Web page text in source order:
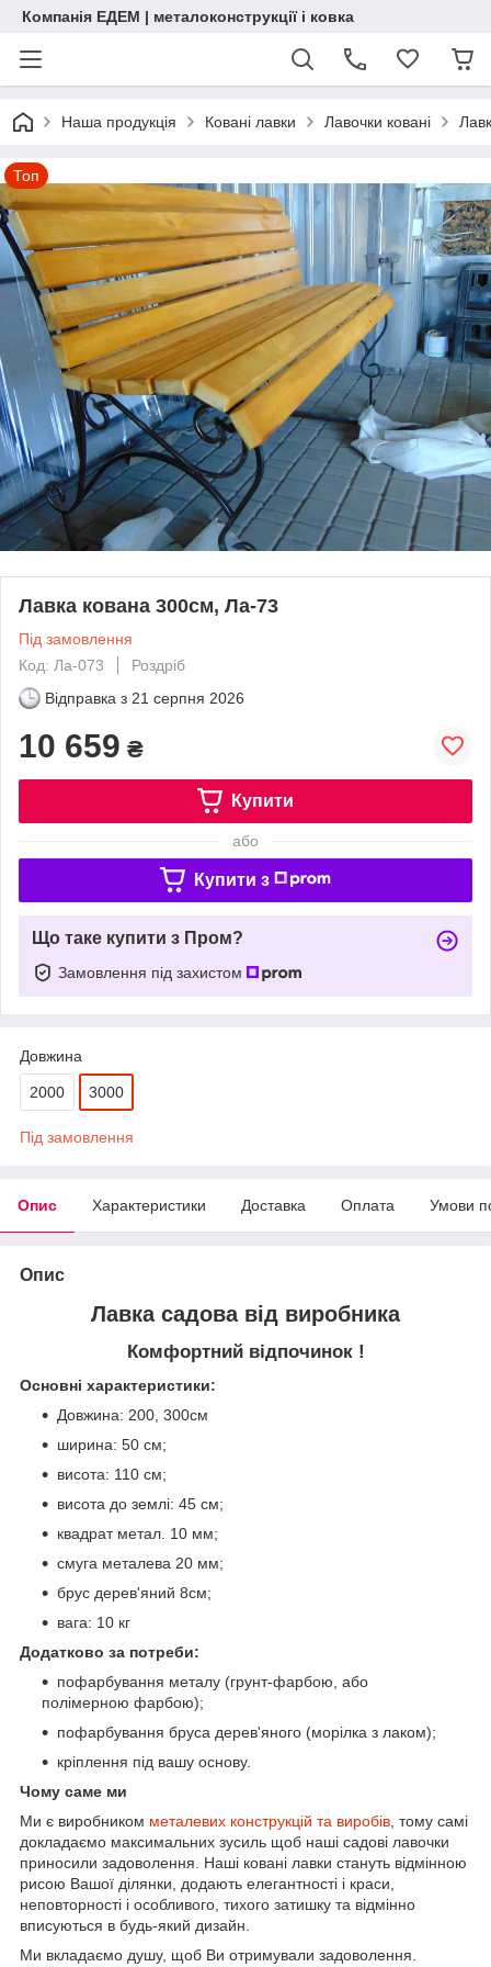
Компанія ЕДЕМ | металоконструкції і ковка
Наша продукція Ковані лавки Лавочки ковані
Топ
Лавка кована 300см, Ла-73
Під замовлення
Код: Ла-073
Роздріб
Відправка з 21 серпня 2026
10 659 ₴
Купити
або
Купити з
Що таке купити з Пром?
Замовлення під захистом
Довжина
2000 3000
Під замовлення
Опис Характеристики Доставка Оплата Умови
Опис
Лавка садова від виробника
Комфортний відпочинок !
Основні характеристики:
Довжина: 200, 300см
ширина: 50 см;
висота: 110 см;
висота до землі: 45 см;
квадрат метал. 10 мм;
смуга металева 20 мм;
брус дерев'яний 8см;
вага: 10 кг
Додатково за потреби:
пофарбування металу (грунт-фарбою, або
полімерною фарбою);
пофарбування бруса дерев'яного (морілка з лаком);
кріплення під вашу основу.
Чому саме ми
Ми є виробником металевих конструкцій та виробів, тому самі
докладаємо максимальних зусиль щоб наші садові лавочки
приносили задоволення. Наші ковані лавки стануть відмінною
рисою Вашої ділянки, додають елегантності і краси,
неповторності і особливого, тихого затишку та відмінно
вписуються в будь-який дизайн.
Ми вкладаємо душу, щоб Ви отримували задоволення.